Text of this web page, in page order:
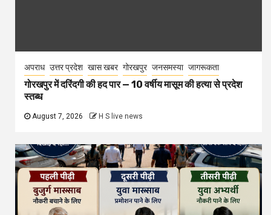
अपराध उत्तर प्रदेश खास खबर गोरखपुर जनसमस्या जागरूकता
गोरखपुर में दरिंदगी की हद पार — 10 वर्षीय मासूम की हत्या से प्रदेश
स्तब्ध
August 7, 2026 H S live news